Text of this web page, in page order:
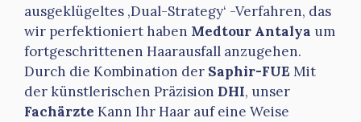
ausgeklügeltes ‚Dual-Strategy‘ -Verfahren, das
wir perfektioniert haben Medtour Antalya um
fortgeschrittenen Haarausfall anzugehen.
Durch die Kombination der Saphir-FUE Mit
der künstlerischen Präzision DHI, unser
Fachärzte Kann Ihr Haar auf eine Weise